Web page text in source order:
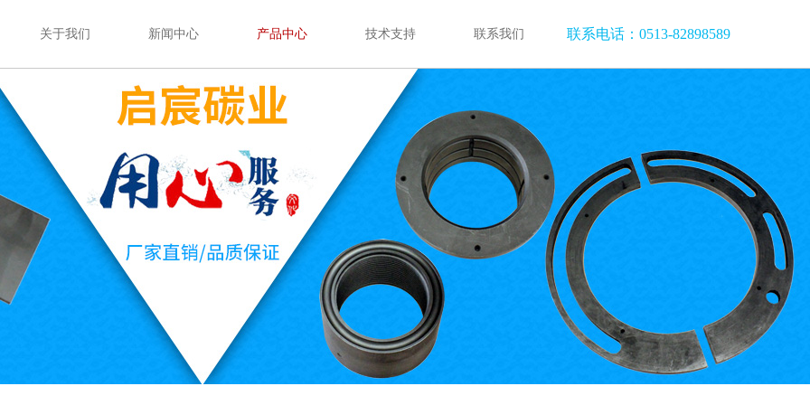
关于我们 新闻中心 产品中心 技术支持 联系我们 联系电话：0513-82898589